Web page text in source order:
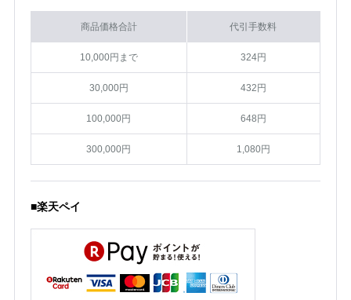
商品価格合計 代引手数料
10,000円まで 324円
30,000円 432円
100,000円 648円
300,000円 1,080円
■楽天ペイ